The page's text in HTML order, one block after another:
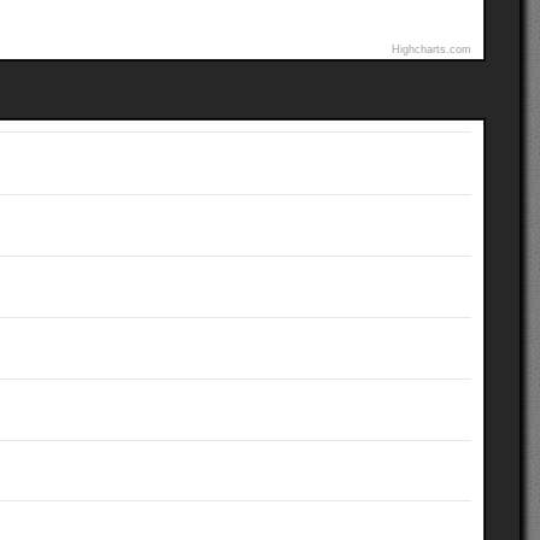
Highcharts.com